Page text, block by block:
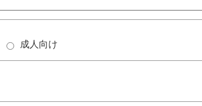
成人向け